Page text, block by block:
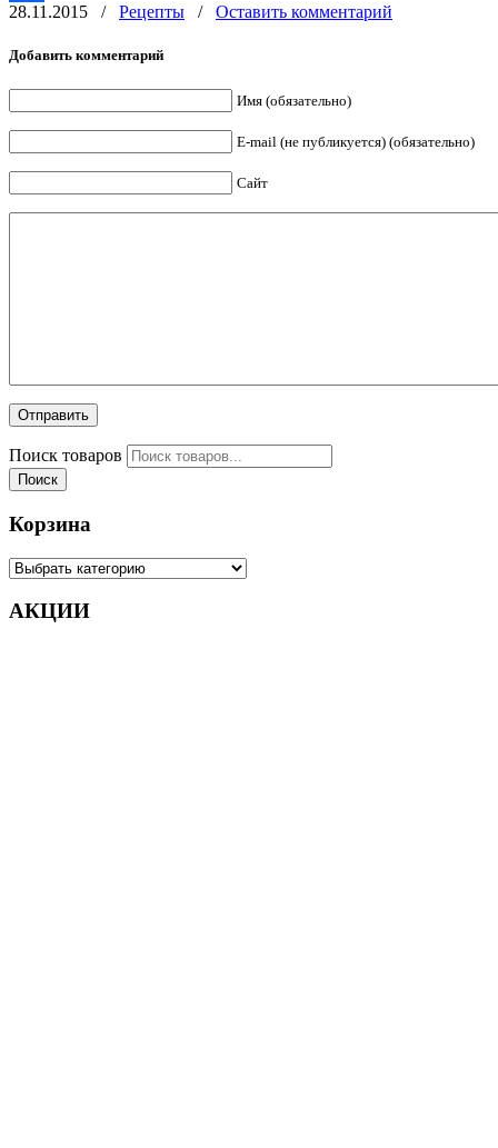
Отправить
28.11.2015 / Рецепты / Оставить комментарий
Добавить комментарий
Имя (обязательно)
E-mail (не публикуется) (обязательно)
Сайт
Поиск товаров
Поиск
Корзина
АКЦИИ